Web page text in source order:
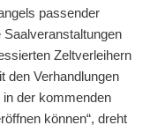
passender
Zeltverleihern
den Verhandlungen
der kommenden
können“, dreht